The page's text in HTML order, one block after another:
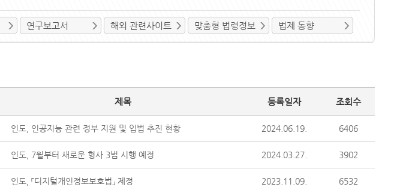
연구보고서 해외 관련사이트 맞춤형 법령정보 법제 동향
제목 등록일자 조회수
인도, 인공지능 관련 정부 지원 및 입법 추진 현황 2024.06.19. 6406
인도, 7월부터 새로운 형사 3법 시행 예정 2024.03.27. 3902
인도, 「디지털개인정보보호법」 제정 2023.11.09. 6532